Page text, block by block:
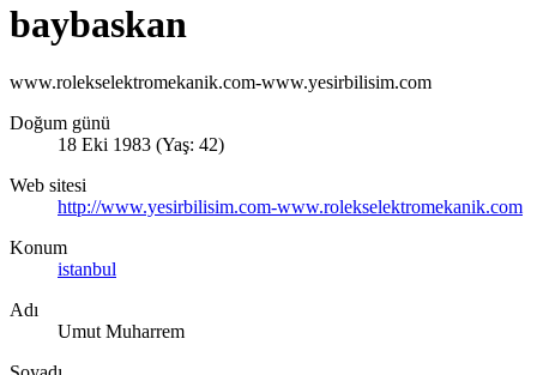
baybaskan
www.rolekselektromekanik.com-www.yesirbilisim.com
Doğum günü
18 Eki 1983 (Yaş: 42)
Web sitesi
http://www.yesirbilisim.com-www.rolekselektromekanik.com
Konum
istanbul
Adı
Umut Muharrem